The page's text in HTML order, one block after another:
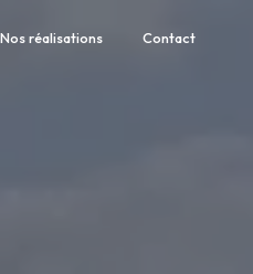
Nos réalisations Contact